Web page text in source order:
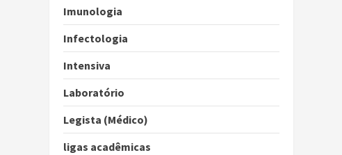
Imunologia
Infectologia
Intensiva
Laboratório
Legista (Médico)
ligas acadêmicas